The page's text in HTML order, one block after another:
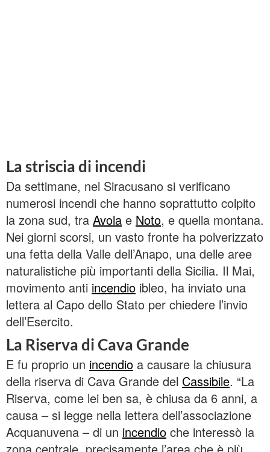
La striscia di incendi
Da settimane, nel Siracusano si verificano
numerosi incendi che hanno soprattutto colpito
la zona sud, tra Avola e Noto, e quella montana.
Nei giorni scorsi, un vasto fronte ha polverizzato
una fetta della Valle dell’Anapo, una delle aree
naturalistiche più importanti della Sicilia. Il Mai,
movimento anti incendio ibleo, ha inviato una
lettera al Capo dello Stato per chiedere l’invio
dell’Esercito.
La Riserva di Cava Grande
E fu proprio un incendio a causare la chiusura
della riserva di Cava Grande del Cassibile. “La
Riserva, come lei ben sa, è chiusa da 6 anni, a
causa – si legge nella lettera dell’associazione
Acquanuvena – di un incendio che interessò la